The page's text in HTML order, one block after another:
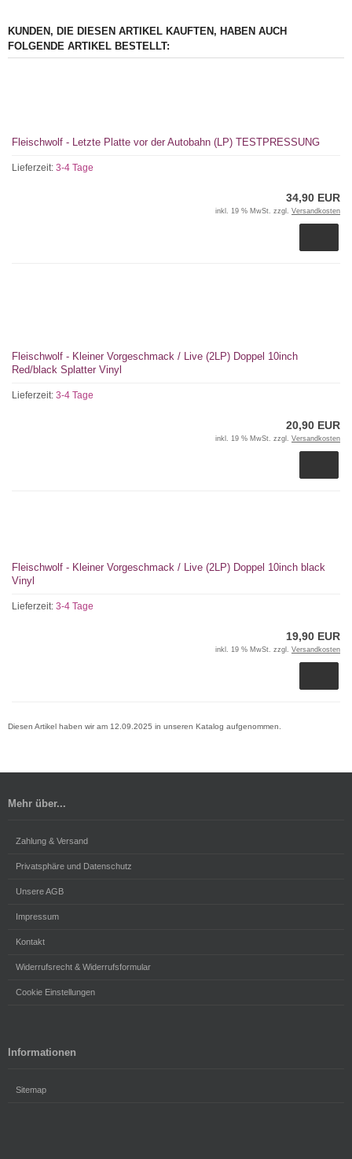
KUNDEN, DIE DIESEN ARTIKEL KAUFTEN, HABEN AUCH
FOLGENDE ARTIKEL BESTELLT:
Fleischwolf - Letzte Platte vor der Autobahn (LP) TESTPRESSUNG
Lieferzeit: 3-4 Tage
34,90 EUR
inkl. 19 % MwSt. zzgl. Versandkosten
Fleischwolf - Kleiner Vorgeschmack / Live (2LP) Doppel 10inch
Red/black Splatter Vinyl
Lieferzeit: 3-4 Tage
20,90 EUR
inkl. 19 % MwSt. zzgl. Versandkosten
Fleischwolf - Kleiner Vorgeschmack / Live (2LP) Doppel 10inch black
Vinyl
Lieferzeit: 3-4 Tage
19,90 EUR
inkl. 19 % MwSt. zzgl. Versandkosten
Diesen Artikel haben wir am 12.09.2025 in unseren Katalog aufgenommen.
Mehr über...
Zahlung & Versand
Privatsphäre und Datenschutz
Unsere AGB
Impressum
Kontakt
Widerrufsrecht & Widerrufsformular
Cookie Einstellungen
Informationen
Sitemap